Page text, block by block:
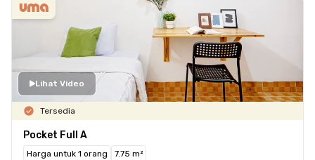
Lihat Video
Tersedia
Pocket Full A
Harga untuk 1 orang
7.75 m²